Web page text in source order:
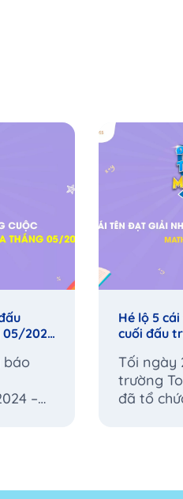
05/2024
báo
–
Hé lộ 5
cuối đấu
Tối ngày
trường
đã tổ